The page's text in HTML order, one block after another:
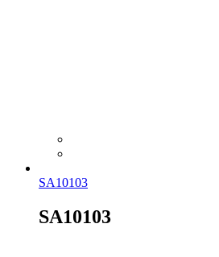
SA10103
SA10103